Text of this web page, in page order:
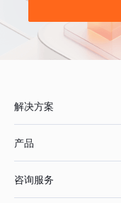
解决方案
产品
咨询服务